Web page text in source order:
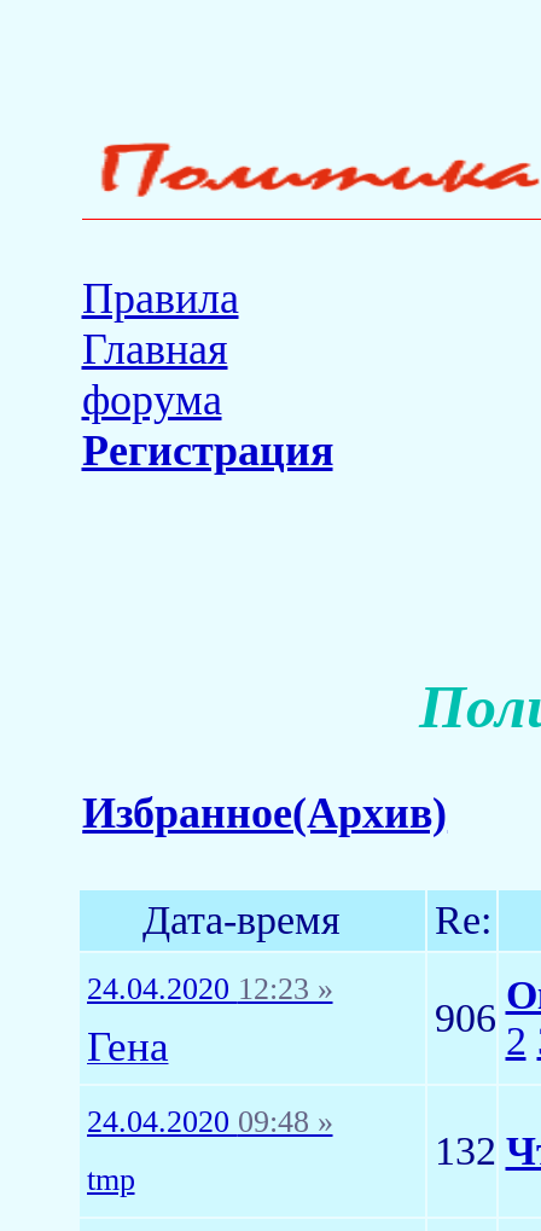
Правила
Главная
форума
Регистрация
Избранное(Архив)
Дата-время Re:
24.04.2020 12:23 »
Гена
906
2
24.04.2020 09:48 »
tmp
132